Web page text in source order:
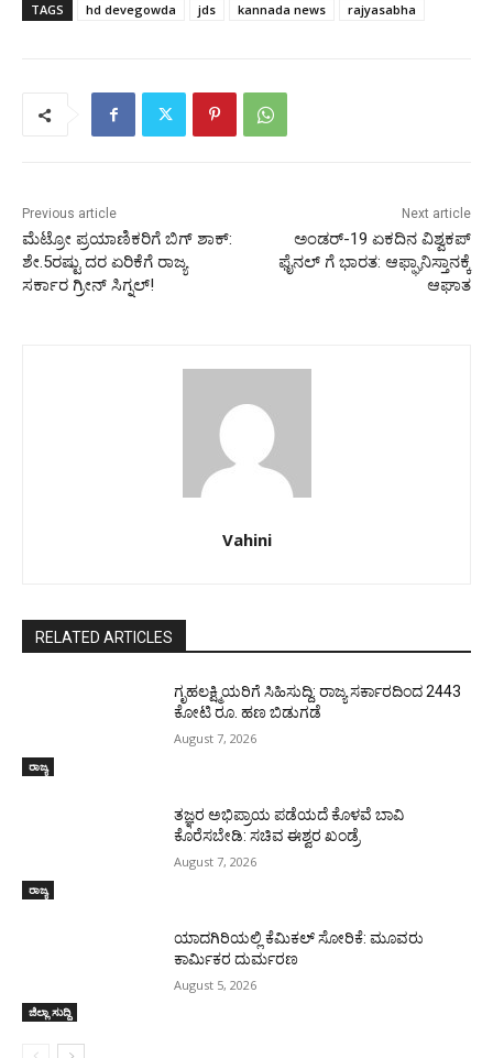
TAGS hd devegowda jds kannada news rajyasabha
Previous article
ಮೆಟ್ರೋ ಪ್ರಯಾಣಿಕರಿಗೆ ಬಿಗ್ ಶಾಕ್:
ಶೇ.5ರಷ್ಟು ದರ ಏರಿಕೆಗೆ ರಾಜ್ಯ
ಸರ್ಕಾರ ಗ್ರೀನ್ ಸಿಗ್ನಲ್!
Next article
ಅಂಡರ್-19 ಏಕದಿನ ವಿಶ್ವಕಪ್
ಫೈನಲ್ ಗೆ ಭಾರತ: ಆಫ್ಘಾನಿಸ್ತಾನಕ್ಕೆ
ಆಘಾತ
Vahini
RELATED ARTICLES
ರಾಜ್ಯ
ಗೃಹಲಕ್ಷ್ಮಿಯರಿಗೆ ಸಿಹಿಸುದ್ದಿ: ರಾಜ್ಯ ಸರ್ಕಾರದಿಂದ 2443
ಕೋಟಿ ರೂ. ಹಣ ಬಿಡುಗಡೆ
August 7, 2026
ರಾಜ್ಯ
ತಜ್ಞರ ಅಭಿಪ್ರಾಯ ಪಡೆಯದೆ ಕೊಳವೆ ಬಾವಿ
ಕೊರೆಸಬೇಡಿ: ಸಚಿವ ಈಶ್ವರ ಖಂಡ್ರೆ
August 7, 2026
ಜಿಲ್ಲಾ ಸುದ್ದಿ
ಯಾದಗಿರಿಯಲ್ಲಿ ಕೆಮಿಕಲ್ ಸೋರಿಕೆ: ಮೂವರು
ಕಾರ್ಮಿಕರ ದುರ್ಮರಣ
August 5, 2026